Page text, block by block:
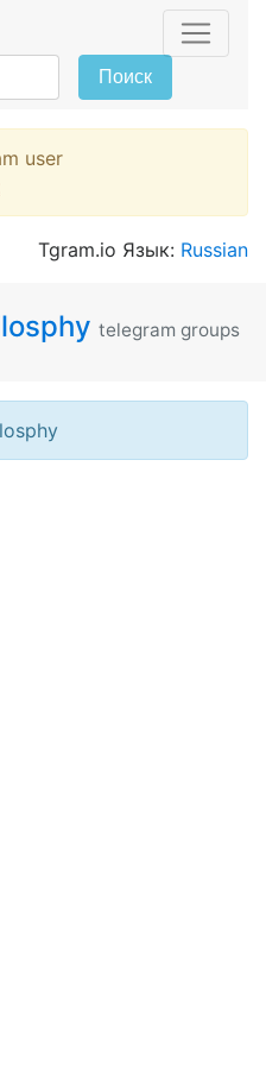
Поиск
user
Tgram.io Язык: Russian
telegram groups